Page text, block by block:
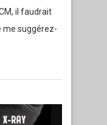
il faudrait
me suggérez-